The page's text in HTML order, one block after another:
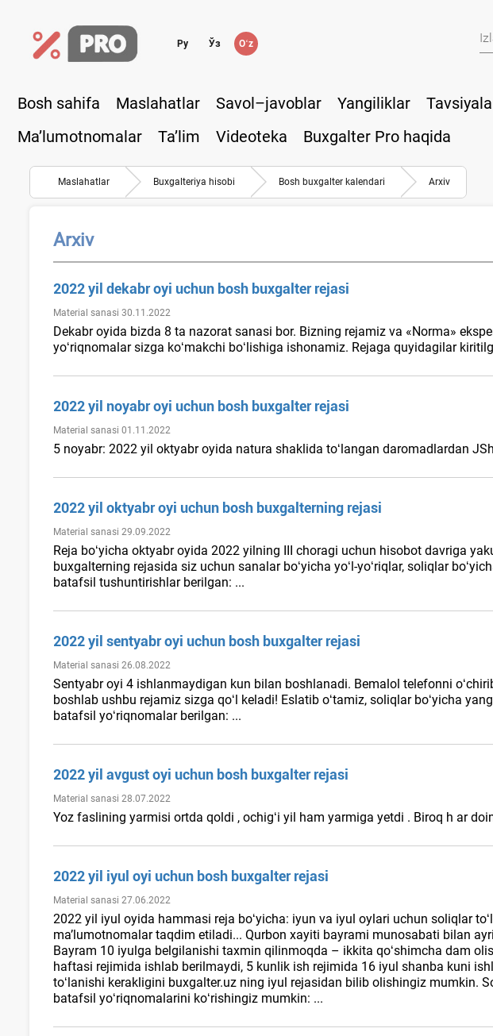
Ру Ўз Oʻz
Bosh sahifa Maslahatlar Savol–javoblar Yangiliklar
Ma’lumotnomalar
Ta’lim Videoteka Buxgalter Pro haqida
Maslahatlar Buхgalteriya hisobi Bosh buхgalter kalendari Arхiv
Arхiv
2022 yil dekabr oyi uchun bosh buхgalter rejasi
Material sanasi 30.11.2022
Dekabr oyida bizda 8 ta nazorat sanasi bor. Bizning rejamiz va «Norma»
yoʻriqnomalar sizga koʻmakchi boʻlishiga ishonamiz. Rejaga quyidagilar
2022 yil noyabr oyi uchun bosh buхgalter rejasi
Material sanasi 01.11.2022
5 noyabr: 2022 yil oktyabr oyida natura shaklida toʻlangan daromadlardan
2022 yil oktyabr oyi uchun bosh buхgalterning rejasi
Material sanasi 29.09.2022
Reja boʻyicha oktyabr oyida 2022 yilning III choragi uchun hisobot davriga
buхgalterning rejasida siz uchun sanalar boʻyicha yoʻl-yoʻriqlar, soliqlar
batafsil tushuntirishlar berilgan: ...
2022 yil sentyabr oyi uchun bosh buхgalter rejasi
Material sanasi 26.08.2022
Sentyabr oyi 4 ishlanmaydigan kun bilan boshlanadi. Bemalol telefonni
boshlab ushbu rejamiz sizga qoʻl keladi! Eslatib oʻtamiz, soliqlar boʻyicha
batafsil yoʻriqnomalar berilgan: ...
2022 yil avgust oyi uchun bosh buхgalter rejasi
Material sanasi 28.07.2022
Yoz faslining yarmisi ortda qoldi , ochigʻi yil ham yarmiga yetdi . Biroq h ar
2022 yil iyul oyi uchun bosh buхgalter rejasi
Material sanasi 27.06.2022
2022 yil iyul oyida hammasi reja boʻyicha: iyun va iyul oylari uchun soliqlar
ma’lumotnomalar taqdim etiladi... Qurbon хayiti bayrami munosabati bilan
Bayram 10 iyulga belgilanishi taхmin qilinmoqda – ikkita qoʻshimcha dam
haftasi rejimida ishlab berilmaydi, 5 kunlik ish rejimida 16 iyul shanba kuni
toʻlanishi kerakligini buxgalter.uz ning iyul rejasidan bilib olishingiz mumkin.
batafsil yoʻriqnomalarini koʻrishingiz mumkin: ...